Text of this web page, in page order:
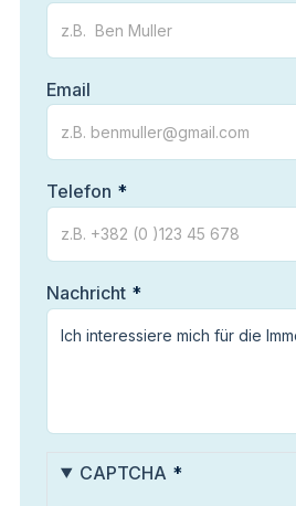
Email
Telefon
Nachricht
CAPTCHA